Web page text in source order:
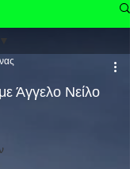
Άγγελο Νείλο